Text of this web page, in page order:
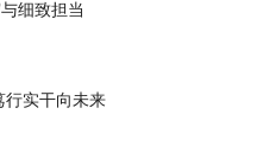
细致担当
行实干向未来